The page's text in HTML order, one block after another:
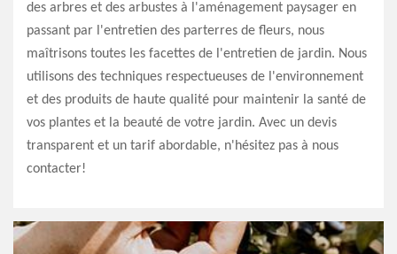
des arbres et des arbustes à l'aménagement paysager en
passant par l'entretien des parterres de fleurs, nous
maîtrisons toutes les facettes de l'entretien de jardin. Nous
utilisons des techniques respectueuses de l'environnement
et des produits de haute qualité pour maintenir la santé de
vos plantes et la beauté de votre jardin. Avec un devis
transparent et un tarif abordable, n'hésitez pas à nous
contacter!